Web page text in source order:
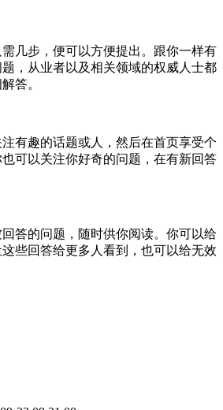
步，便可以方便提出。跟你一样有
，从业者以及相关领域的权威人士都
答。
趣的话题或人，然后在首页享受个
可以关注你好奇的问题，在有新回答
的问题，随时供你阅读。你可以给
些回答给更多人看到，也可以给无效